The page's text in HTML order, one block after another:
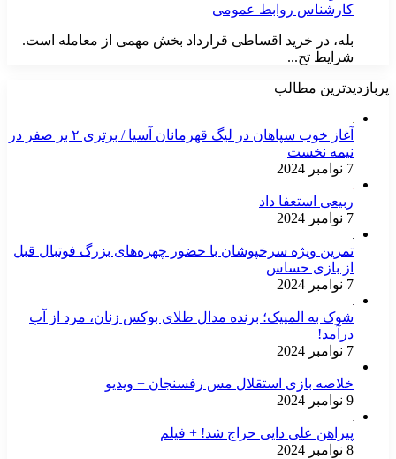
کارشناس روابط عمومی
بله، در خرید اقساطی قرارداد بخش مهمی از معامله است.
شرایط تح...
پربازدیدترین مطالب
آغاز خوب سپاهان در لیگ قهرمانان آسیا / برتری ۲ بر صفر در
نیمه نخست
7 نوامبر 2024
ربیعی استعفا داد
7 نوامبر 2024
تمرین ویژه سرخپوشان با حضور چهره‌های بزرگ فوتبال قبل
از بازی حساس
7 نوامبر 2024
شوک به المپیک؛ برنده مدال طلای بوکس زنان، مرد از آب
درآمد!
7 نوامبر 2024
خلاصه بازی استقلال مس رفسنجان + ویدیو
9 نوامبر 2024
پیراهن علی دایی حراج شد! + فیلم
8 نوامبر 2024